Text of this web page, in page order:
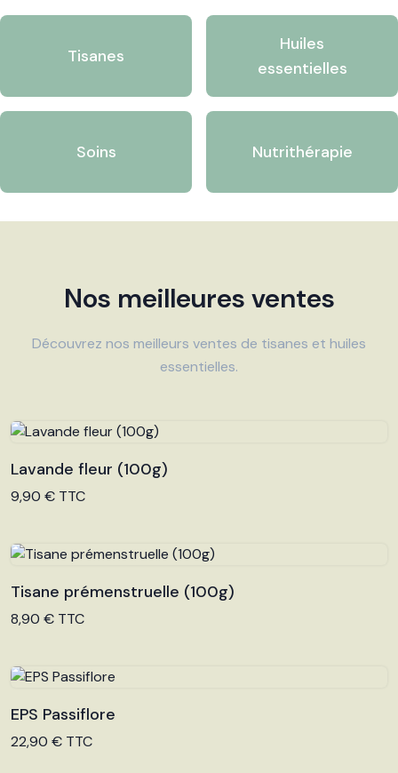
Tisanes
Huiles
essentielles
Soins Nutrithérapie
Nos meilleures ventes
Découvrez nos meilleurs ventes de tisanes et huiles
essentielles.
Voir le produit
Lavande fleur (100g)
9,90 € TTC
Voir le produit
Tisane prémenstruelle (100g)
8,90 € TTC
Voir le produit
EPS Passiflore
22,90 € TTC